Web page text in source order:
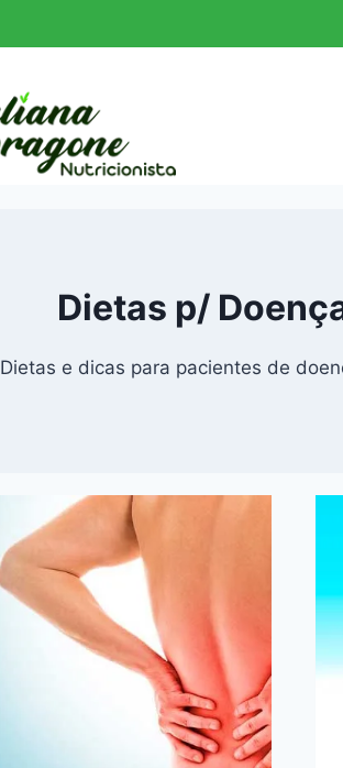
Dietas p/
Dietas e dicas para pacientes de